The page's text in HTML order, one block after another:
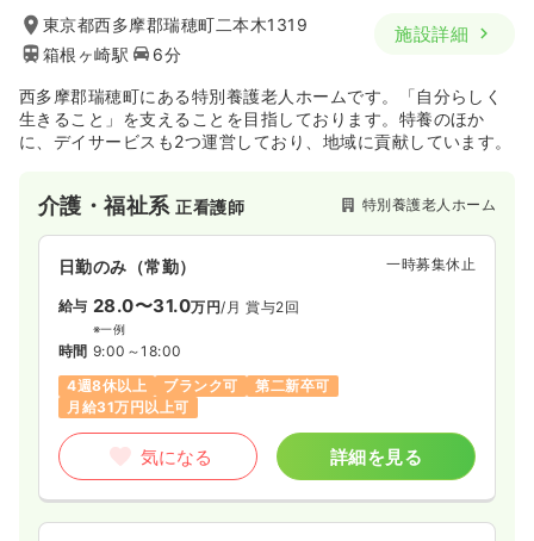
気になる
東京都西多摩郡瑞穂町二本木1319
箱根ヶ崎駅
6分
施設詳細
西多摩郡瑞穂町にある特別養護老人ホームです。「自分らしく
生きること」を支えることを目指しております。特養のほか
に、デイサービスも2つ運営しており、地域に貢献しています。
介護・福祉系正看護師 特別養護老人ホーム
日勤のみ（常勤） 一時募集休止
給与 28.0〜31.0万円/月 賞与2回
※一例
時間 9:00～18:00
4週8休以上
ブランク可
第二新卒可
月給31万円以上可
気になる 詳細を見る